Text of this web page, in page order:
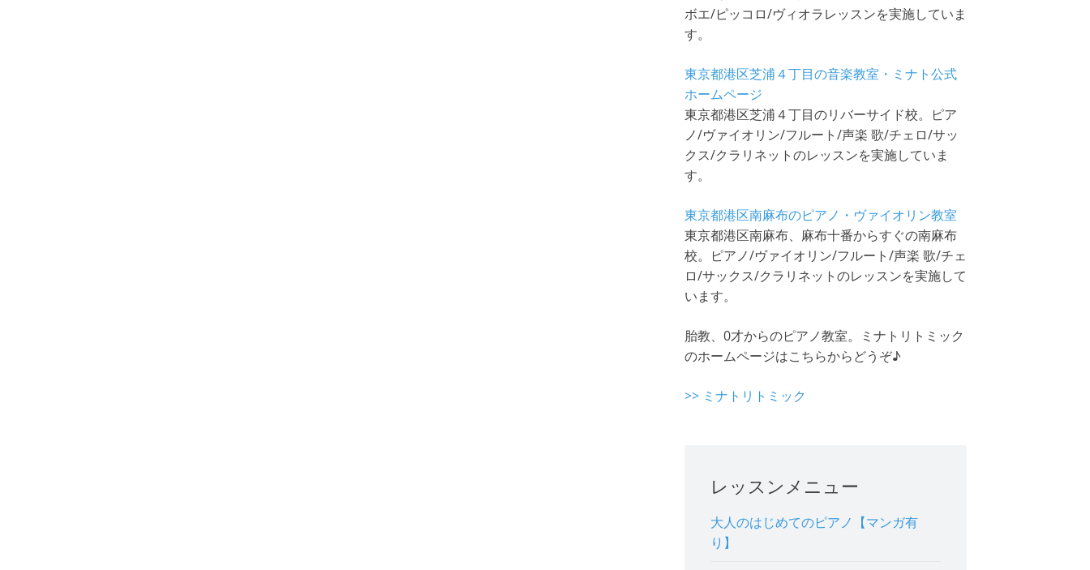
ボエ/ピッコロ/ヴィオラレッスンを実施していま
す。
東京都港区芝浦４丁目の音楽教室・ミナト公式
ホームページ
東京都港区芝浦４丁目のリバーサイド校。ピア
ノ/ヴァイオリン/フルート/声楽 歌/チェロ/サッ
クス/クラリネットのレッスンを実施していま
す。
東京都港区南麻布のピアノ・ヴァイオリン教室
東京都港区南麻布、麻布十番からすぐの南麻布
校。ピアノ/ヴァイオリン/フルート/声楽 歌/チェ
ロ/サックス/クラリネットのレッスンを実施して
います。
胎教、0才からのピアノ教室。ミナトリトミック
のホームページはこちらからどうぞ♪
>> ミナトリトミック
レッスンメニュー
大人のはじめてのピアノ【マンガ有
り】